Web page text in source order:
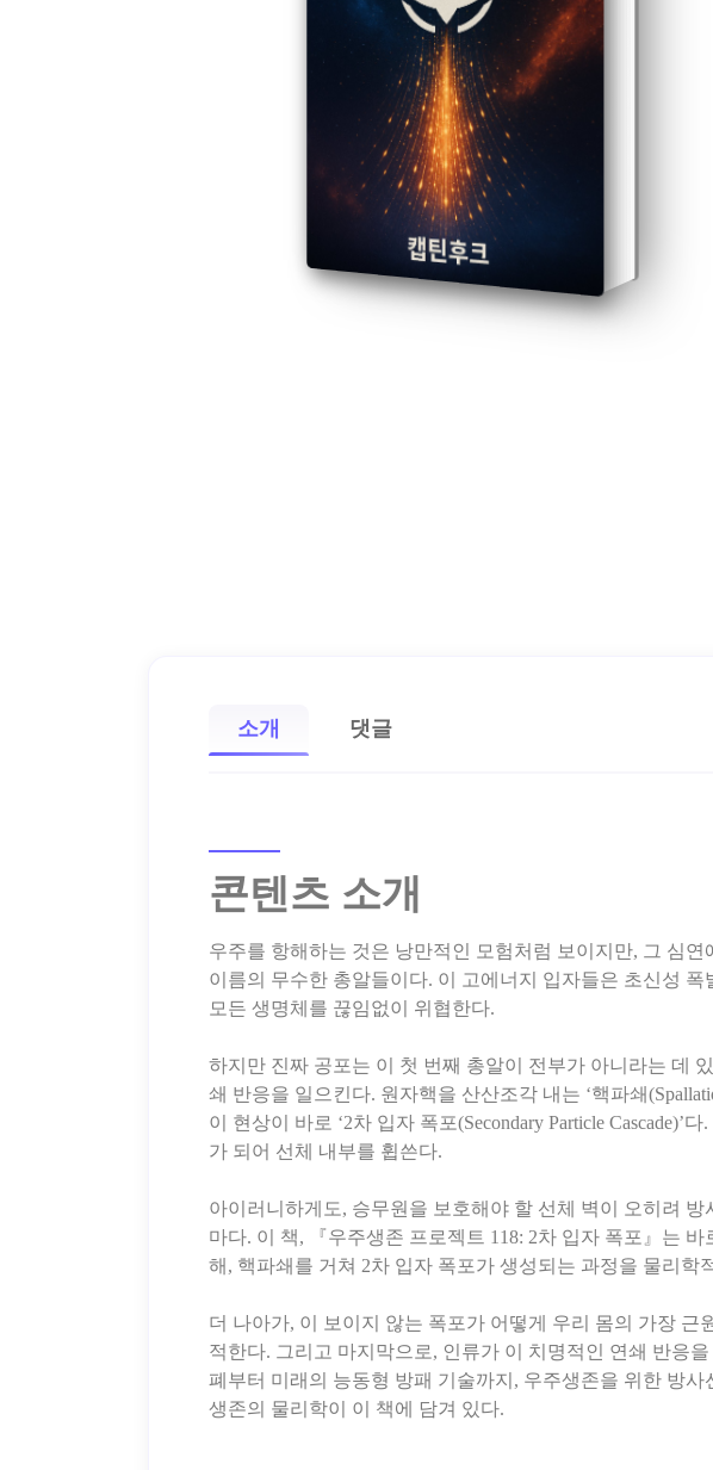
소개 댓글
콘텐츠 소개
우주를 항해하는 것은 낭만적인 모험처럼 보이지만, 그 심
이름의 무수한 총알들이다. 이 고에너지 입자들은 초신성
모든 생명체를 끊임없이 위협한다.
하지만 진짜 공포는 이 첫 번째 총알이 전부가 아니라는 데
쇄 반응을 일으킨다. 원자핵을 산산조각 내는 ‘핵파쇄
이 현상이 바로 ‘2차 입자 폭포(Secondary Particle
가 되어 선체 내부를 휩쓴다.
아이러니하게도, 승무원을 보호해야 할 선체 벽이 오히려
마다. 이 책, 『우주생존 프로젝트 118: 2차 입자 폭포』는
해, 핵파쇄를 거쳐 2차 입자 폭포가 생성되는 과정을 물리학
더 나아가, 이 보이지 않는 폭포가 어떻게 우리 몸의 가장
적한다. 그리고 마지막으로, 인류가 이 치명적인 연쇄 반응
폐부터 미래의 능동형 방패 기술까지, 우주생존을 위한 방